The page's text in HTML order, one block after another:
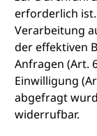
erforderlich
Verarbeitung
der effektiven
Anfragen (Art.
Einwilligung
abgefragt
widerrufbar.